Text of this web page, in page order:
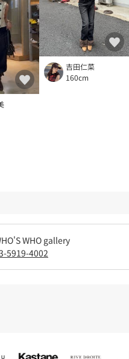
吉田仁菜
160cm
WHO gallery
5919-4002